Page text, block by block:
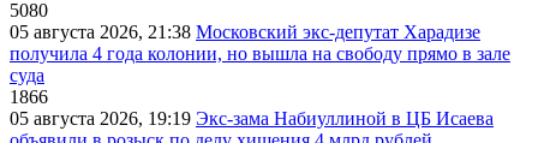
5080
05 августа 2026, 21:38 Московский экс-депутат Харадизе
получила 4 года колонии, но вышла на свободу прямо в зале
суда
1866
05 августа 2026, 19:19 Экс-зама Набиуллиной в ЦБ Исаева